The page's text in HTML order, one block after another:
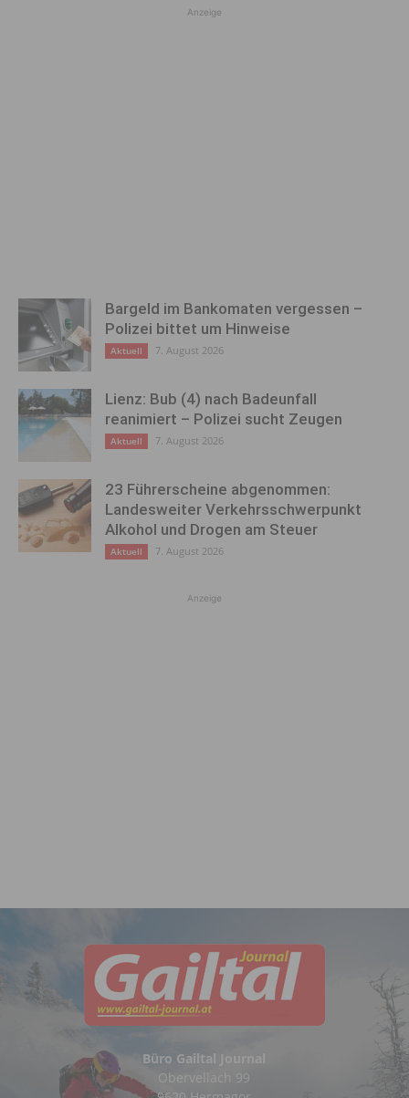
Anzeige
Bargeld im Bankomaten vergessen –
Polizei bittet um Hinweise
Aktuell 7. August 2026
Lienz: Bub (4) nach Badeunfall
reanimiert – Polizei sucht Zeugen
Aktuell 7. August 2026
23 Führerscheine abgenommen:
Landesweiter Verkehrsschwerpunkt
Alkohol und Drogen am Steuer
Aktuell 7. August 2026
Anzeige
Büro Gailtal Journal
Obervellach 99